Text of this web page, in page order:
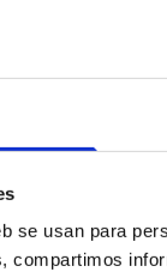
se usan para
compartimos
de franquicia
diferente para
y
de